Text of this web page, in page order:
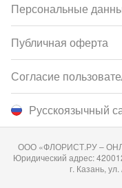
Русскоязычный
Персональные
Публичная оферта
Согласие
ООО «ФЛОРИСТ.РУ –
Юридический адрес:
г. Казань,